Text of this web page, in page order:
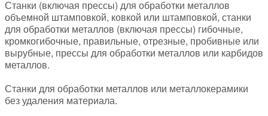
Станки (включая прессы) для обработки металлов
объемной штамповкой, ковкой или штамповкой, станки
для обработки металлов (включая прессы) гибочные,
кромкогибочные, правильные, отрезные, пробивные или
вырубные, прессы для обработки металлов или карбидов
металлов.
Станки для обработки металлов или металлокерамики
без удаления материала.